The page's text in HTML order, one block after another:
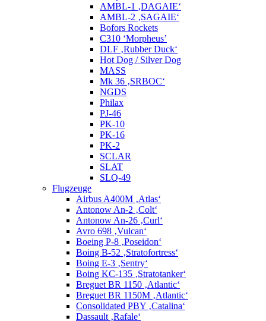
AMBL-1 ‚DAGAIE‘
AMBL-2 ‚SAGAIE‘
Bofors Rockets
C310 ‘Morpheus’
DLF ‚Rubber Duck‘
Hot Dog / Silver Dog
MASS
Mk 36 ‚SRBOC‘
NGDS
Philax
PJ-46
PK-10
PK-16
PK-2
SCLAR
SLAT
SLQ-49
Flugzeuge
Airbus A400M ‚Atlas‘
Antonow An-2 ‚Colt‘
Antonow An-26 ‚Curl‘
Avro 698 ‚Vulcan‘
Boeing P-8 ‚Poseidon‘
Boing B-52 ‚Stratofortress‘
Boing E-3 ‚Sentry‘
Boing KC-135 ‚Stratotanker‘
Breguet BR 1150 ‚Atlantic‘
Breguet BR 1150M ‚Atlantic‘
Consolidated PBY ‚Catalina‘
Dassault ‚Rafale‘